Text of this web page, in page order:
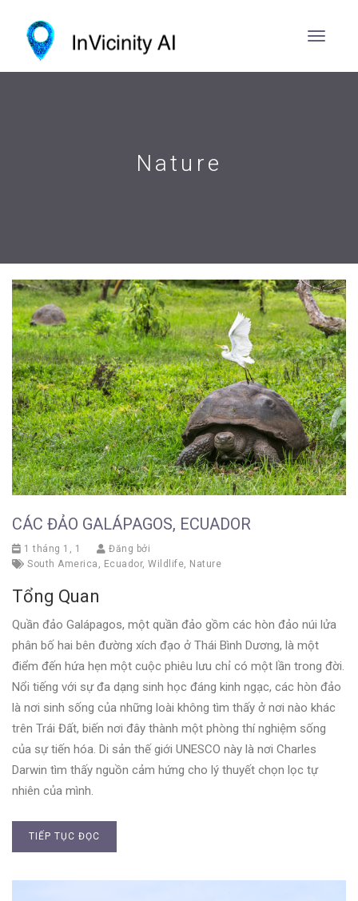
Nature
CÁC ĐẢO GALÁPAGOS, ECUADOR
1 tháng 1, 1
Đăng bởi
South America , Ecuador, Wildlife, Nature
Tổng Quan
Quần đảo Galápagos, một quần đảo gồm các hòn đảo núi lửa
phân bố hai bên đường xích đạo ở Thái Bình Dương, là một
điểm đến hứa hẹn một cuộc phiêu lưu chỉ có một lần trong đời.
Nổi tiếng với sự đa dạng sinh học đáng kinh ngạc, các hòn đảo
là nơi sinh sống của những loài không tìm thấy ở nơi nào khác
trên Trái Đất, biến nơi đây thành một phòng thí nghiệm sống
của sự tiến hóa. Di sản thế giới UNESCO này là nơi Charles
Darwin tìm thấy nguồn cảm hứng cho lý thuyết chọn lọc tự
nhiên của mình.
TIẾP TỤC ĐỌC